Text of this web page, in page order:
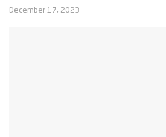
December 17, 2023